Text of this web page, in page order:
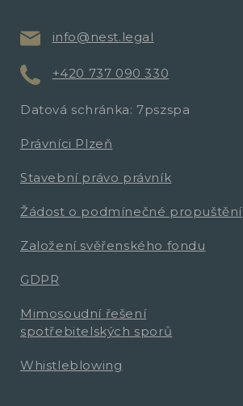
info@nest.legal
+420 737 090 330
Datová schránka: 7pszspa
Právníci Plzeň
Stavební právo právník
Žádost o podmínečné propuštění
Založení svěřenského fondu
GDPR
Mimosoudní řešení
spotřebitelských sporů
Whistleblowing